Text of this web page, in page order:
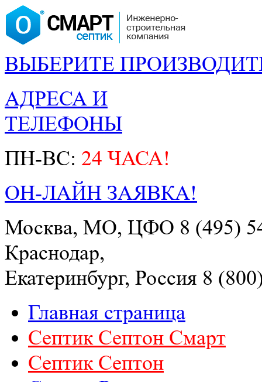
ВЫБЕРИТЕ
АДРЕСА И
ТЕЛЕФОНЫ
ПН-ВС: 24 ЧАСА!
ОН-ЛАЙН ЗАЯВКА!
Москва, МО, ЦФО 8 (495)
Краснодар,
Екатеринбург, Россия 8
Главная страница
Септик Септон Смарт
Септик Cептон